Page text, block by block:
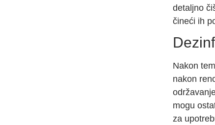
detaljno
čineći ih
Nakon
nakon
mogu
za